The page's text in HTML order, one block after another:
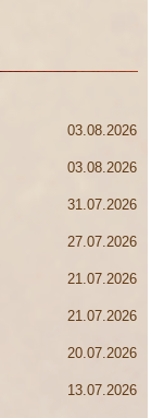
03.08.2026
03.08.2026
31.07.2026
27.07.2026
21.07.2026
21.07.2026
20.07.2026
13.07.2026